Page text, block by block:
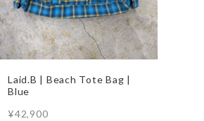
Laid.B | Beach Tote Bag |
Blue
¥42,900